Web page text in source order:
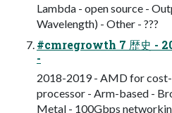
Lambda - open source -
Wavelength) - Other - ???
#cmregrowth 7 歴史 -
-
2018-2019 - AMD for
processor - Arm-based -
Metal - 100Gbps